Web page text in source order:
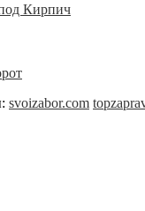
Кирпич
svoizabor.com